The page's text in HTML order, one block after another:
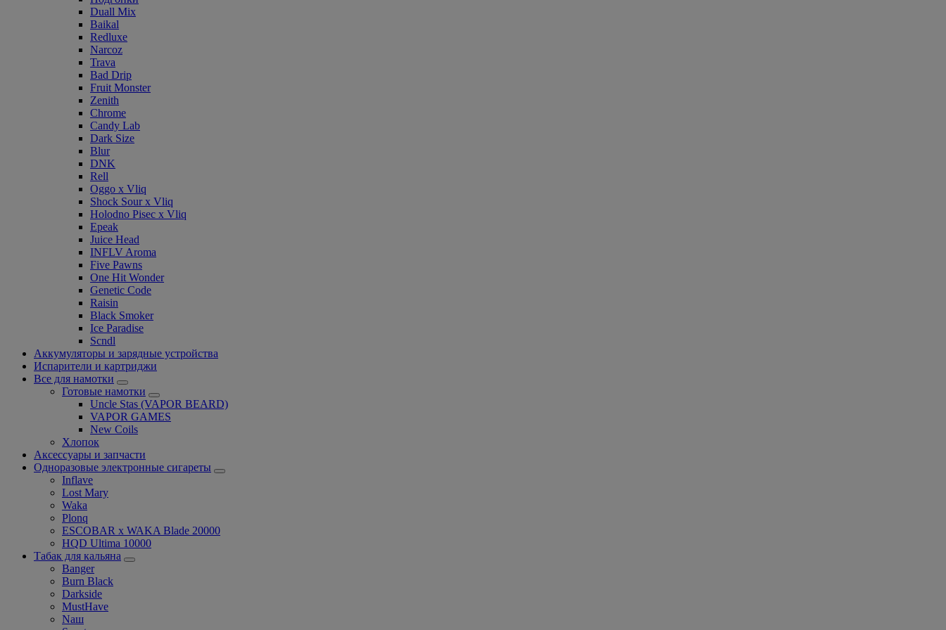
Duall Mix
Baikal
Redluxe
Narcoz
Trava
Bad Drip
Fruit Monster
Zenith
Chrome
Candy Lab
Dark Size
Blur
DNK
Rell
Oggo x Vliq
Shock Sour x Vliq
Holodno Pisec x Vliq
Epeak
Juice Head
INFLV Aroma
Five Pawns
One Hit Wonder
Genetic Code
Raisin
Black Smoker
Ice Paradise
Scndl
Аккумуляторы и зарядные устройства
Испарители и картриджи
Все для намотки
Готовые намотки
Uncle Stas (VAPOR BEARD)
VAPOR GAMES
New Coils
Хлопок
Аксессуары и запчасти
Одноразовые электронные сигареты
Inflave
Lost Mary
Waka
Plonq
ESCOBAR x WAKA Blade 20000
HQD Ultima 10000
Табак для кальяна
Banger
Burn Black
Darkside
MustHave
Nаш